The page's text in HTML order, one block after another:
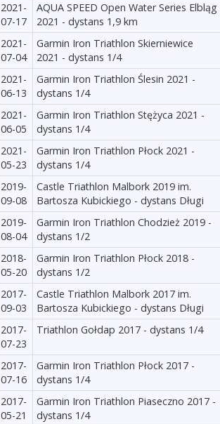
2021-
07-17
AQUA SPEED Open Water Series Elbląg
2021 - dystans 1,9 km
2021-
07-04
Garmin Iron Triathlon Skierniewice
2021 - dystans 1/4
2021-
06-13
Garmin Iron Triathlon Ślesin 2021 -
dystans 1/4
2021-
06-05
Garmin Iron Triathlon Stężyca 2021 -
dystans 1/4
2021-
05-23
Garmin Iron Triathlon Płock 2021 -
dystans 1/4
2019-
09-08
Castle Triathlon Malbork 2019 im.
Bartosza Kubickiego - dystans Długi
2019-
08-04
Garmin Iron Triathlon Chodzież 2019 -
dystans 1/2
2018-
05-20
Garmin Iron Triathlon Płock 2018 -
dystans 1/2
2017-
09-03
Castle Triathlon Malbork 2017 im.
Bartosza Kubickiego - dystans Długi
2017-
07-23
Triathlon Gołdap 2017 - dystans 1/4
2017-
07-16
Garmin Iron Triathlon Płock 2017 -
dystans 1/4
2017-
05-21
Garmin Iron Triathlon Piaseczno 2017 -
dystans 1/4